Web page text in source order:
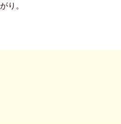
がり。